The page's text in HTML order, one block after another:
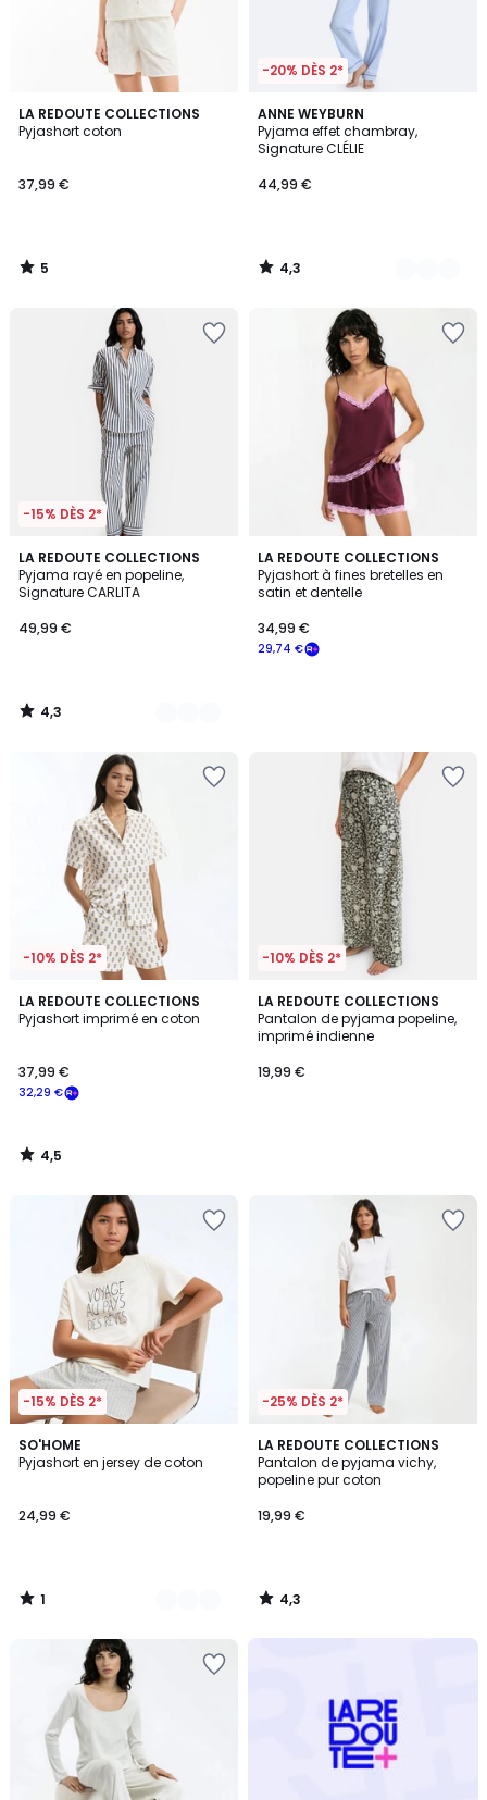
LA REDOUTE COLLECTIONS
Pyjashort coton
37,99 €
5
/
5
/
-20% DÈS 2*
ANNE WEYBURN
Pyjama effet chambray,
Signature CLÉLIE
44,99 €
4,3
/ 5
2
Couleurs
4,3
/
-15% DÈS 2*
LA REDOUTE COLLECTIONS
Pyjama rayé en popeline,
Signature CARLITA
49,99 €
4,3
/ 5
2
Couleurs
4,3
/
LA REDOUTE COLLECTIONS
Pyjashort à fines bretelles en
satin et dentelle
29,74 €
34,99 €
-10% DÈS 2*
LA REDOUTE COLLECTIONS
Pyjashort imprimé en coton
32,29 €
37,99 €
4,5
/ 5
4,5
/
-10% DÈS 2*
LA REDOUTE COLLECTIONS
Pantalon de pyjama popeline,
imprimé indienne
19,99 €
-15% DÈS 2*
SO'HOME
Pyjashort en jersey de coton
24,99 €
1
/
2
Couleurs
1
/
-25% DÈS 2*
LA REDOUTE COLLECTIONS
Pantalon de pyjama vichy,
popeline pur coton
19,99 €
4,3
/ 5
4,3
/